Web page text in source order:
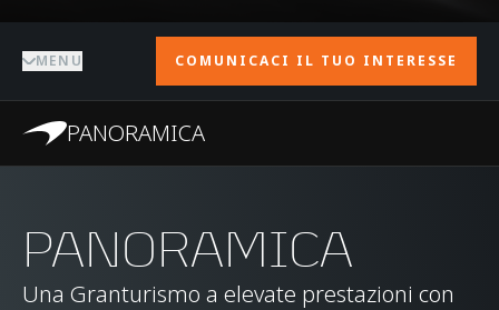
MENU COMUNICACI IL TUO INTERESSE
PANORAMICA
PANORAMICA
Una Granturismo a elevate prestazioni con